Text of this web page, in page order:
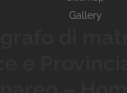
Gallery